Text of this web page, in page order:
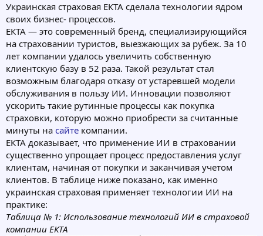
Украинская страховая ЕКТА сделала технологии ядром
своих бизнес- процессов.
ЕКТА — это современный бренд, специализирующийся
на страховании туристов, выезжающих за рубеж. За 10
лет компании удалось увеличить собственную
клиентскую базу в 52 раза. Такой результат стал
возможным благодаря отказу от устаревшей модели
обслуживания в пользу ИИ. Инновации позволяют
ускорить такие рутинные процессы как покупка
страховки, которую можно приобрести за считанные
минуты на сайте компании.
ЕКТА доказывает, что применение ИИ в страховании
существенно упрощает процесс предоставления услуг
клиентам, начиная от покупки и заканчивая учетом
клиентов. В таблице ниже показано, как именно
украинская страховая применяет технологии ИИ на
практике:
Таблица № 1: Использование технологий ИИ в страховой
компании ЕКТА